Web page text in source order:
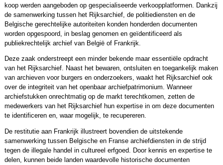
koop werden aangeboden op gespecialiseerde verkoopplatformen. Dankzij
de samenwerking tussen het Rijksarchief, de politiediensten en de
Belgische gerechtelijke autoriteiten konden honderden documenten
worden opgespoord, in beslag genomen en geïdentificeerd als
publiekrechtelijk archief van België of Frankrijk.
Deze zaak onderstreept een minder bekende maar essentiële opdracht
van het Rijksarchief. Naast het bewaren, ontsluiten en toegankelijk maken
van archieven voor burgers en onderzoekers, waakt het Rijksarchief ook
over de integriteit van het openbaar archiefpatrimonium. Wanneer
archiefstukken onrechtmatig op de markt terechtkomen, zetten de
medewerkers van het Rijksarchief hun expertise in om deze documenten
te identificeren en, waar mogelijk, te recupereren.
De restitutie aan Frankrijk illustreert bovendien de uitstekende
samenwerking tussen Belgische en Franse archiefdiensten in de strijd
tegen de illegale handel in cultureel erfgoed. Door kennis en expertise te
delen, kunnen beide landen waardevolle historische documenten